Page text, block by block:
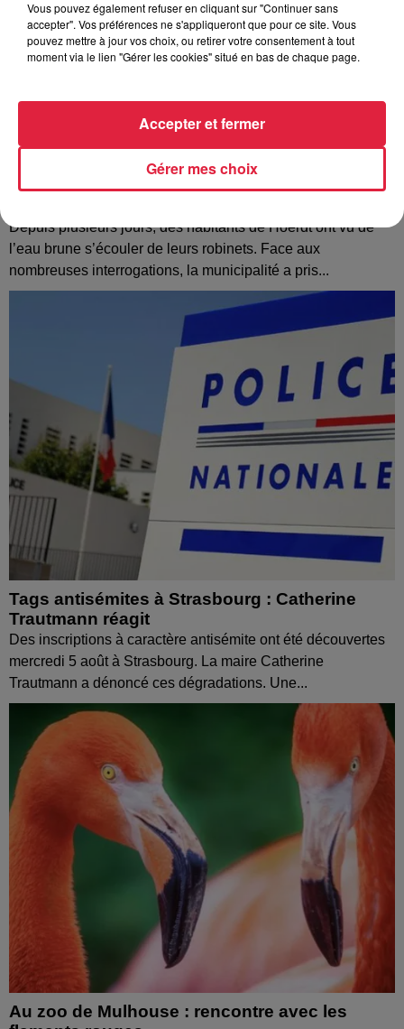
Depuis plusieurs jours, des habitants de Hoerdt ont vu de
l’eau brune s’écouler de leurs robinets. Face aux
nombreuses interrogations, la municipalité a pris...
Tags antisémites à Strasbourg : Catherine
Trautmann réagit
Des inscriptions à caractère antisémite ont été découvertes
mercredi 5 août à Strasbourg. La maire Catherine
Trautmann a dénoncé ces dégradations. Une...
Au zoo de Mulhouse : rencontre avec les
Vous pouvez également refuser en cliquant sur "Continuer sans
accepter". Vos préférences ne s'appliqueront que pour ce site. Vous
pouvez mettre à jour vos choix, ou retirer votre consentement à tout
moment via le lien "Gérer les cookies" situé en bas de chaque page.
Gérer mes choix
Accepter et fermer